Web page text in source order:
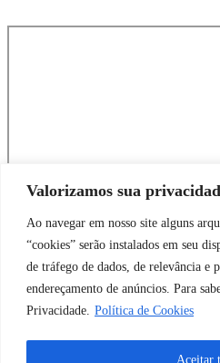
Valorizamos sua
Ao navegar em nosso site alguns
“cookies” serão instalados em seu
de tráfego de dados, de relevância e
endereçamento de anúncios. Para
Privacidade. Política de Cookies
Aceitar
Please wait...
Submitting your info. This may take